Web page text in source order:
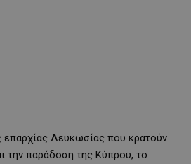
Λευκωσίας που κρατούν
την παράδοση της Κύπρου, το